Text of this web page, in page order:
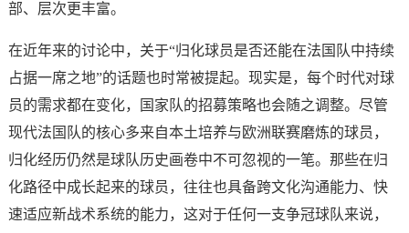
部、层次更丰富。
在近年来的讨论中，关于“归化球员是否还能在法国队中持续
占据一席之地”的话题也时常被提起。现实是，每个时代对球
员的需求都在变化，国家队的招募策略也会随之调整。尽管
现代法国队的核心多来自本土培养与欧洲联赛磨炼的球员，
归化经历仍然是球队历史画卷中不可忽视的一笔。那些在归
化路径中成长起来的球员，往往也具备跨文化沟通能力、快
速适应新战术系统的能力，这对于任何一支争冠球队来说，